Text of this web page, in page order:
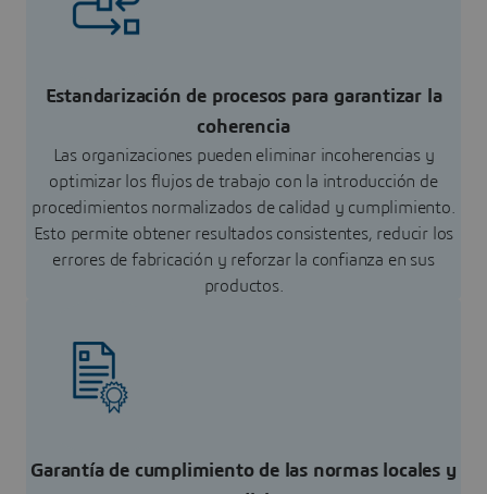
Estandarización de procesos para garantizar la
coherencia
Las organizaciones pueden eliminar incoherencias y
optimizar los flujos de trabajo con la introducción de
procedimientos normalizados de calidad y cumplimiento.
Esto permite obtener resultados consistentes, reducir los
errores de fabricación y reforzar la confianza en sus
productos.
Garantía de cumplimiento de las normas locales y